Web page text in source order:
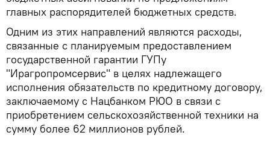
главных распорядителей бюджетных средств.
Одним из этих направлений являются расходы,
связанные с планируемым предоставлением
государственной гарантии ГУПу
"Ирагропромсервис" в целях надлежащего
исполнения обязательств по кредитному договору,
заключаемому с Нацбанком РЮО в связи с
приобретением сельскохозяйственной техники на
сумму более 62 миллионов рублей.